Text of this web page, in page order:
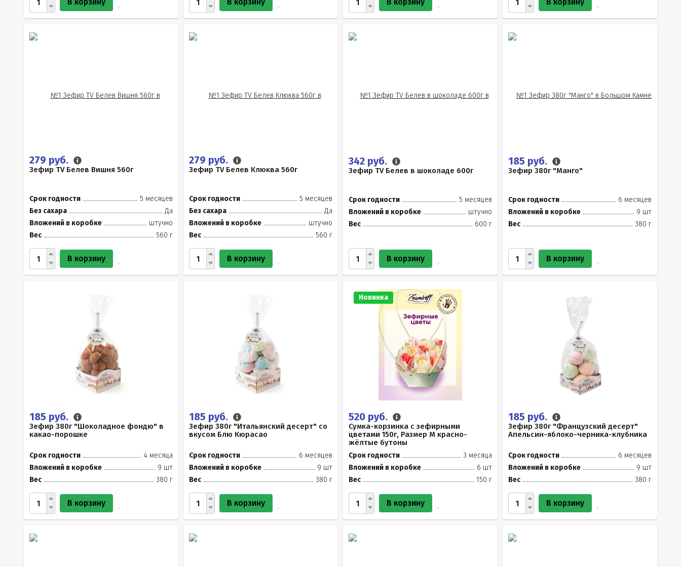
279 руб.
Зефир TV Белев Вишня 560г
Срок годности
5 месяцев
Без сахара
Да
Вложений в коробке
штучно
Вес
560 г
В корзину
279 руб.
Зефир TV Белев Клюква 560г
Срок годности
5 месяцев
Без сахара
Да
Вложений в коробке
штучно
Вес
560 г
В корзину
342 руб.
Зефир TV Белев в шоколаде 600г
Срок годности
5 месяцев
Вложений в коробке
штучно
Вес
600 г
В корзину
185 руб.
Зефир 380г "Манго"
Срок годности
6 месяцев
Вложений в коробке
9 шт
Вес
380 г
В корзину
185 руб.
Зефир 380г "Шоколадное фондю" в
какао-порошке
Срок годности
4 месяца
Вложений в коробке
9 шт
Вес
380 г
В корзину
185 руб.
Зефир 380г "Итальянский десерт" со
вкусом Блю Кюрасао
Срок годности
6 месяцев
Вложений в коробке
9 шт
Вес
380 г
В корзину
Новинка
520 руб.
Сумка-корзинка с зефирными
цветами 150г, Размер М красно-
жёлтые бутоны
Срок годности
3 месяца
Вложений в коробке
6 шт
Вес
150 г
В корзину
185 руб.
Зефир 380г "Французский десерт"
Апельсин-яблоко-черника-клубника
Срок годности
6 месяцев
Вложений в коробке
9 шт
Вес
380 г
В корзину